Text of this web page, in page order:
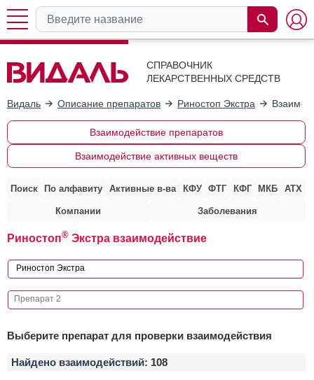
СПРАВОЧНИК
ЛЕКАРСТВЕННЫХ СРЕДСТВ
Видаль Описание препаратов Риностоп Экстра
Взаимодействие препаратов
Взаимодействие активных веществ
Поиск По алфавиту Активные в-ва КФУ ФТГ КФГ МКБ АТХ
Компании Заболевания
Риностоп® Экстра взаимодействие
Выберите препарат для проверки взаимодействия
Найдено взаимодействий: 108